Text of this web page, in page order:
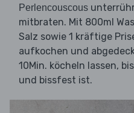
Perlencouscous
mitbraten. Mit 800ml
Salz sowie 1 kräftige
aufkochen und
10Min. köcheln lassen,
und bissfest ist.